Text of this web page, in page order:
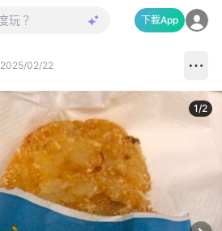
下載App
2025/02/22
1/2